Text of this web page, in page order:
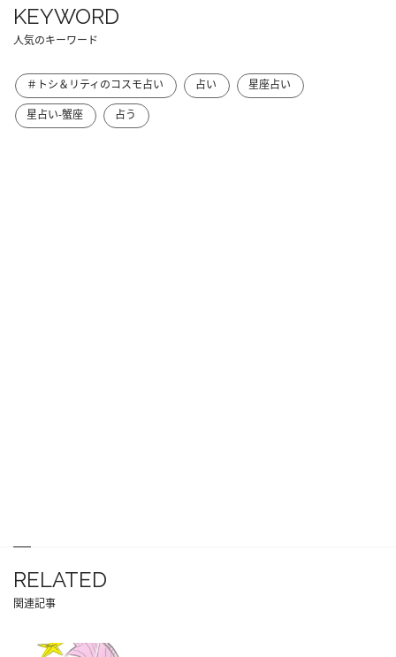
KEYWORD
人気のキーワード
＃トシ＆リティのコスモ占い 占い
星座占い
星占い-蟹座
占う
RELATED
関連記事